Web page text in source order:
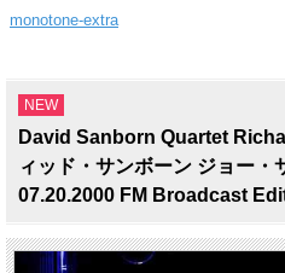
monotone-extra
NEW
David Sanborn Quartet
ィッド・サンボーン ジョー・
07.20.2000 FM Broadcast